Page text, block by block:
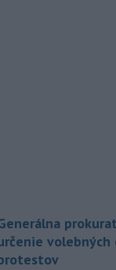
volebných